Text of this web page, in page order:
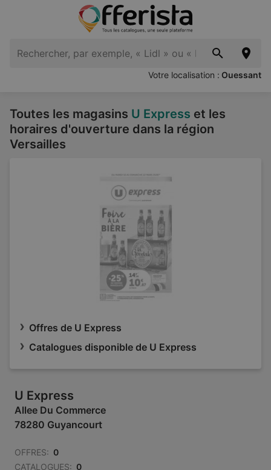
Votre localisation : Ouessant
Toutes les magasins U Express et les
horaires d'ouverture dans la région
Versailles
Offres de U Express
Catalogues disponible de U Express
U Express
Allee Du Commerce
78280 Guyancourt
OFFRES: 0
CATALOGUES: 0